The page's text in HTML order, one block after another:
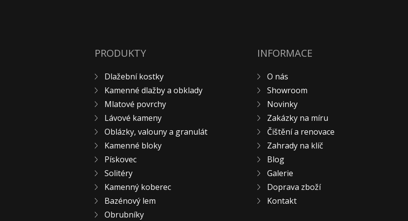
PRODUKTY
Dlažební kostky
Kamenné dlažby a obklady
Mlatové povrchy
Lávové kameny
Oblázky, valouny a granulát
Kamenné bloky
Pískovec
Solitéry
Kamenný koberec
Bazénový lem
Obrubníky
INFORMACE
O nás
Showroom
Novinky
Zakázky na míru
Čištění a renovace
Zahrady na klíč
Blog
Galerie
Doprava zboží
Kontakt